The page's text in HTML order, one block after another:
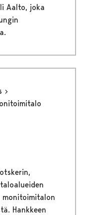
Aalto, joka
monitoimitalon
Hankkeen